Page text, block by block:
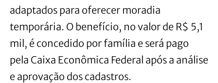
adaptados para oferecer moradia
temporária. O benefício, no valor de R$ 5,1
mil, é concedido por família e será pago
pela Caixa Econômica Federal após a análise
e aprovação dos cadastros.